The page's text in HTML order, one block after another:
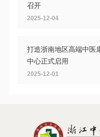
召开
2025-12-04
打造浙南地区高端中医
中心正式启用
2025-12-01
2025-11-11